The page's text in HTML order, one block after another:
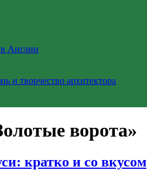
Англии
и творчество архитектора
ворота»
кратко и со вкусом